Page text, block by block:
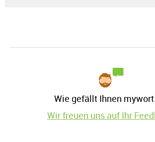
Wie gefällt Ihnen
Wir freuen uns auf Ihr